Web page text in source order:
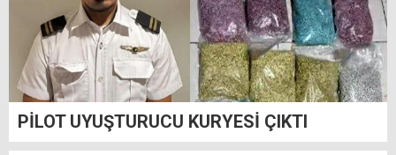
PİLOT UYUŞTURUCU KURYESİ ÇIKTI